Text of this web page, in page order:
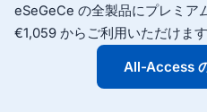
eSeGeCe の全製品にプレミア
€1,059 からご利用いただけます
All-Access